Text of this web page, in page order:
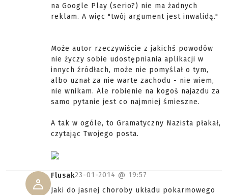
na Google Play (serio?) nie ma żadnych
reklam. A więc "twój argument jest inwalidą."
Może autor rzeczywiście z jakichś powodów
nie życzy sobie udostępniania aplikacji w
innych źródłach, może nie pomyślał o tym,
albo uznał za nie warte zachodu - nie wiem,
nie wnikam. Ale robienie na kogoś najazdu za
samo pytanie jest co najmniej śmieszne.
A tak w ogóle, to Gramatyczny Nazista płakał,
czytając Twojego posta.
Flusak23-01-2014 @ 19:57
Jaki do jasnej choroby układu pokarmowego